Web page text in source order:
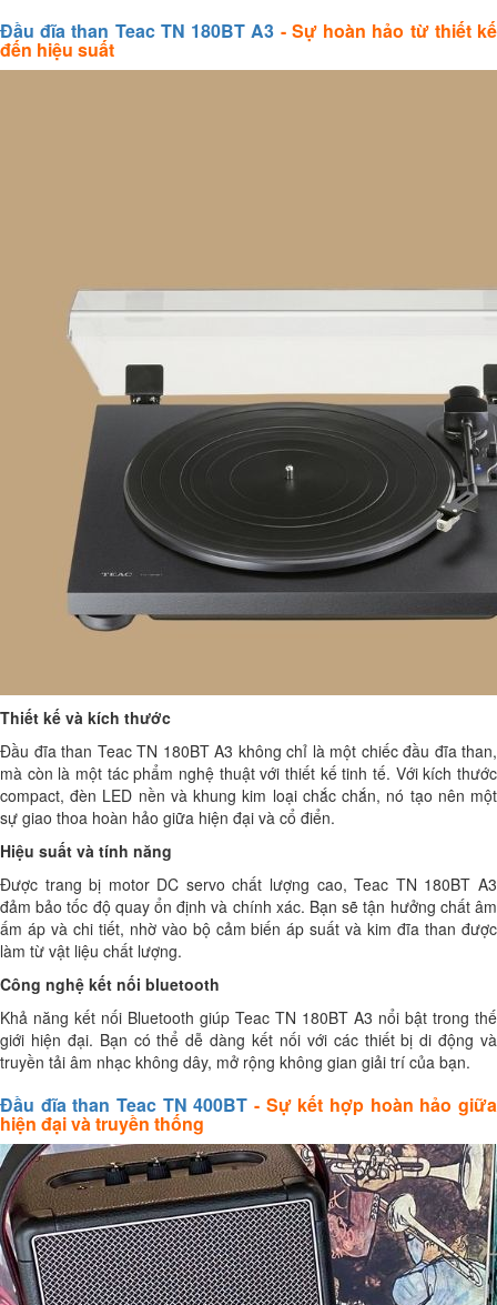
Đầu đĩa than Teac TN 180BT A3 - Sự hoàn hảo từ thiết kế
đến hiệu suất
Thiết kế và kích thước
Đầu đĩa than Teac TN 180BT A3 không chỉ là một chiếc đầu đĩa than,
mà còn là một tác phẩm nghệ thuật với thiết kế tinh tế. Với kích thước
compact, đèn LED nền và khung kim loại chắc chắn, nó tạo nên một
sự giao thoa hoàn hảo giữa hiện đại và cổ điển.
Hiệu suất và tính năng
Được trang bị motor DC servo chất lượng cao, Teac TN 180BT A3
đảm bảo tốc độ quay ổn định và chính xác. Bạn sẽ tận hưởng chất âm
ấm áp và chi tiết, nhờ vào bộ cảm biến áp suất và kim đĩa than được
làm từ vật liệu chất lượng.
Công nghệ kết nối bluetooth
Khả năng kết nối Bluetooth giúp Teac TN 180BT A3 nổi bật trong thế
giới hiện đại. Bạn có thể dễ dàng kết nối với các thiết bị di động và
truyền tải âm nhạc không dây, mở rộng không gian giải trí của bạn.
Đầu đĩa than Teac TN 400BT - Sự kết hợp hoàn hảo giữa
hiện đại và truyền thống